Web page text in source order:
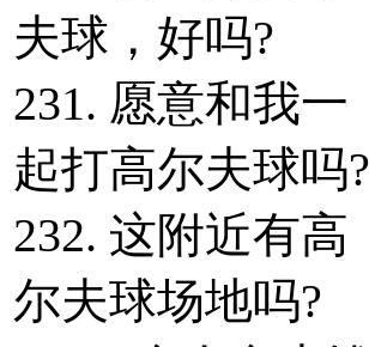
夫球，好吗?
231. 愿意和我一
起打高尔夫球吗?
232. 这附近有高
尔夫球场地吗?